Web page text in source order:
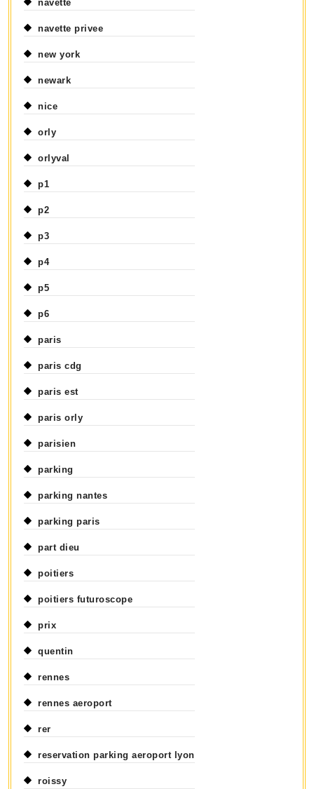
navette
navette privee
new york
newark
nice
orly
orlyval
p1
p2
p3
p4
p5
p6
paris
paris cdg
paris est
paris orly
parisien
parking
parking nantes
parking paris
part dieu
poitiers
poitiers futuroscope
prix
quentin
rennes
rennes aeroport
rer
reservation parking aeroport lyon
roissy